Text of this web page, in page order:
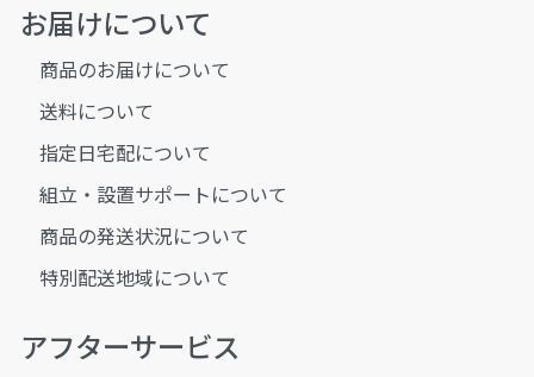
お届けについて
商品のお届けについて
送料について
指定日宅配について
組立・設置サポートについて
商品の発送状況について
特別配送地域について
アフターサービス